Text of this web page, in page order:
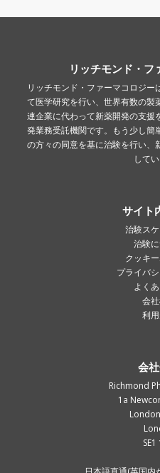
リッチモンド・フ
リッチモンド・ファーマコロジ
て医学研究を行い、世界有数の製
連企業に代わって新薬開発の支援
発業務受託機関です。もう少し簡
の方々の同意を基に治験を行い、
してい
サイト
治験ス
治験
クッキ
プライバ
よく
会
利
会
Richmond
1a
SE1